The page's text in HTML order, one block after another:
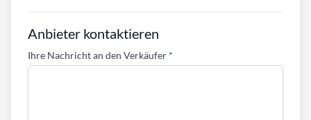
Anbieter kontaktieren
Ihre Nachricht an den Verkäufer *